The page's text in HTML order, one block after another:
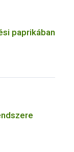
paprikában